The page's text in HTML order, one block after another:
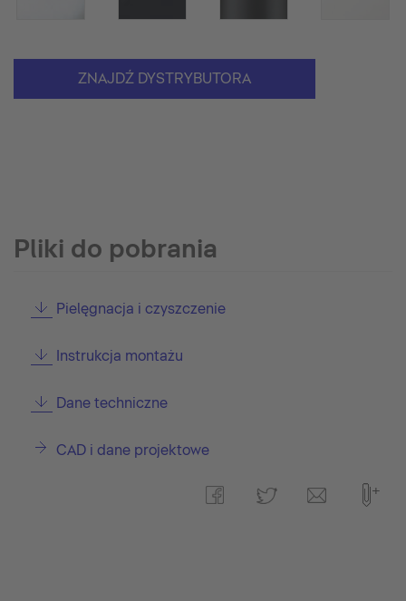
ZNAJDŹ DYSTRYBUTORA
Pliki do pobrania
Pielęgnacja i czyszczenie
Instrukcja montażu
Dane techniczne
CAD i dane projektowe